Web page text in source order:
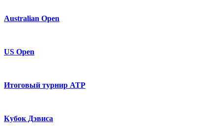
Australian Open
US Open
Итоговый турнир ATP
Кубок Дэвиса